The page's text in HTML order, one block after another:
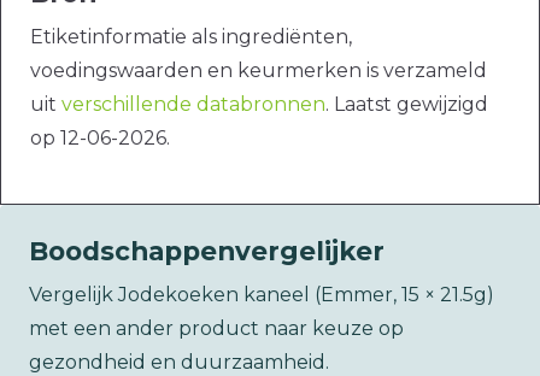
Etiketinformatie als ingrediënten,
voedingswaarden en keurmerken is verzameld
uit verschillende databronnen. Laatst gewijzigd
op 12-06-2026.
Boodschappenvergelijker
Vergelijk Jodekoeken kaneel (Emmer, 15 × 21.5g)
met een ander product naar keuze op
gezondheid en duurzaamheid.